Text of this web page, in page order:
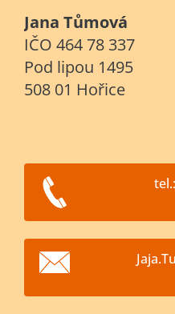
Jana Tůmová
IČO 464 78 337
Pod lipou 1495
508 01 Hořice